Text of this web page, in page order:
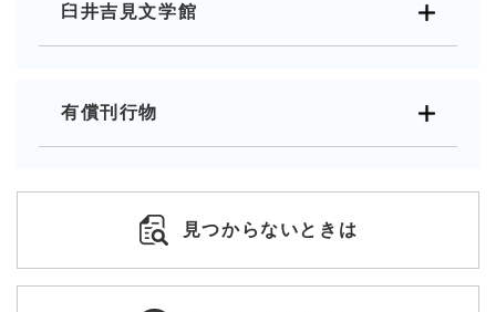
臼井吉見文学館
有償刊行物
見つからないときは